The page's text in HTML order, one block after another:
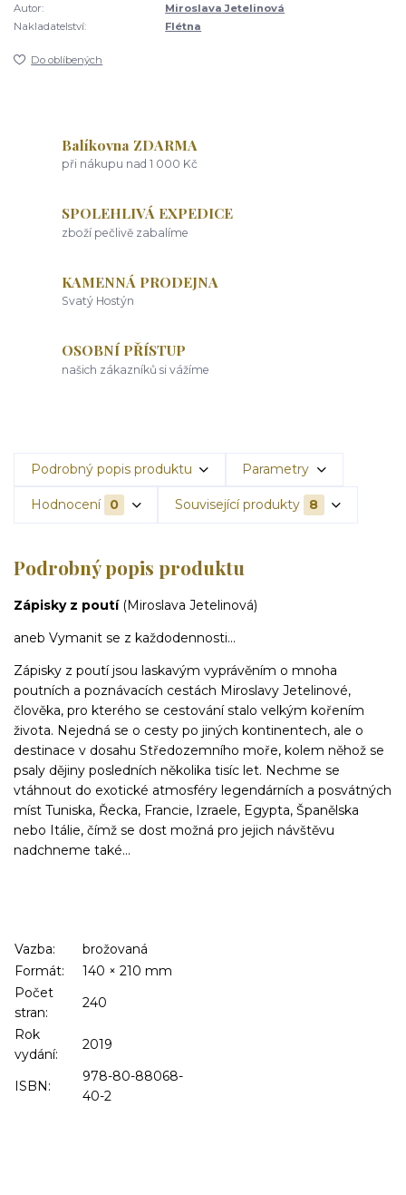
Autor:
Miroslava Jetelinová
Nakladatelství:
Flétna
Do oblíbených
Balíkovna ZDARMA
při nákupu nad 1 000 Kč
SPOLEHLIVÁ EXPEDICE
zboží pečlivě zabalíme
KAMENNÁ PRODEJNA
Svatý Hostýn
OSOBNÍ PŘÍSTUP
našich zákazníků si vážíme
Podrobný popis produktu Parametry
Hodnocení 0 Související produkty 8
Podrobný popis produktu
Zápisky z poutí (Miroslava Jetelinová)
aneb Vymanit se z každodennosti...
Zápisky z poutí jsou laskavým vyprávěním o mnoha
poutních a poznávacích cestách Miroslavy Jetelinové,
člověka, pro kterého se cestování stalo velkým kořením
života. Nejedná se o cesty po jiných kontinentech, ale o
destinace v dosahu Středozemního moře, kolem něhož se
psaly dějiny posledních několika tisíc let. Nechme se
vtáhnout do exotické atmosféry legendárních a posvátných
míst Tuniska, Řecka, Francie, Izraele, Egypta, Španělska
nebo Itálie, čímž se dost možná pro jejich návštěvu
nadchneme také…
Vazba:
brožovaná
Formát:
140 × 210 mm
Počet
stran:
240
Rok
vydání:
2019
ISBN:
978-80-88068-
40-2